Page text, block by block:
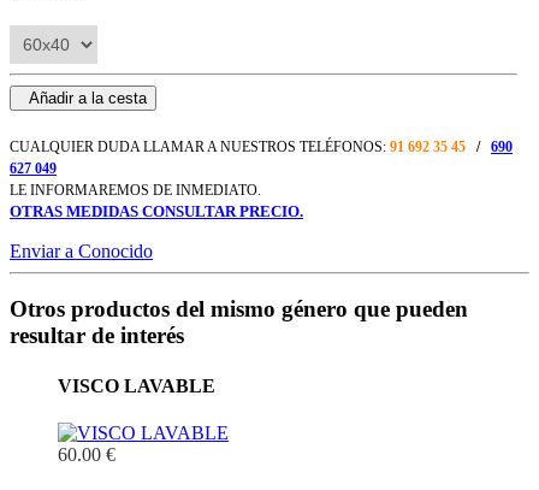
Añadir a la cesta
CUALQUIER DUDA LLAMAR A NUESTROS TELÉFONOS: 91 692 35 45 / 690
627 049
LE INFORMAREMOS DE INMEDIATO.
OTRAS MEDIDAS CONSULTAR PRECIO.
Enviar a Conocido
Otros productos del mismo género que pueden
resultar de interés
VISCO LAVABLE
60.00 €